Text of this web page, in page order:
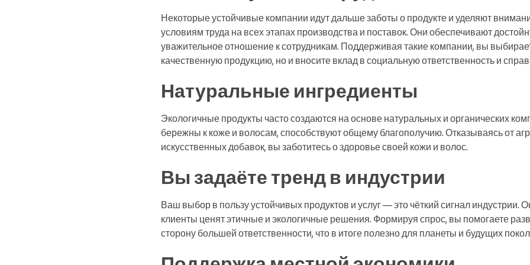
Некоторые устойчивые компании идут дальше заботы о продукте и уделяют
условиям труда на всех этапах производства и поставок. Они обеспечивают
уважительное отношение к сотрудникам. Поддерживая такие компании, вы
качественную продукцию, но и вносите вклад в социальную ответственность и
Натуральные ингредиенты
Экологичные продукты часто создаются на основе натуральных и органических
бережны к коже и волосам, способствуют общему благополучию. Отказываясь от
искусственных добавок, вы заботитесь о здоровье своей кожи и волос.
Вы задаёте тренд в индустрии
Ваш выбор в пользу устойчивых продуктов и услуг — это чёткий сигнал индустрии.
клиенты ценят этичные и экологичные решения. Формируя спрос, вы помогаете
сторону большей ответственности, что в итоге полезно для планеты и будущих